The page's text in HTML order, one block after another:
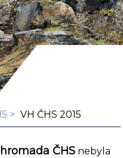
VH ČHS 2015
ČHS nebyla